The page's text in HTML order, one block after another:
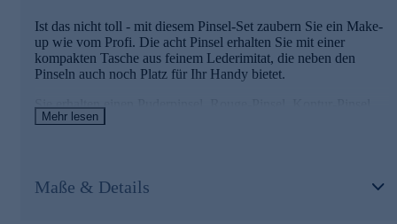
den täglichen Gebrauch.
Nutzen Sie die Gelegenheit und bestellen jetzt bequem
online.
Ist das nicht toll - mit diesem Pinsel-Set zaubern Sie ein Make-
up wie vom Profi. Die acht Pinsel erhalten Sie mit einer
kompakten Tasche aus feinem Lederimitat, die neben den
Pinseln auch noch Platz für Ihr Handy bietet.
Sie erhalten einen Puderpinsel, Rouge-Pinsel, Kontur-Pinsel,
Korrekturpinsel, Lidschattenpinsel, Schräger Nasen-Kontur-
Hochwertige Pinselhaare
Mehr lesen
Maße & Details